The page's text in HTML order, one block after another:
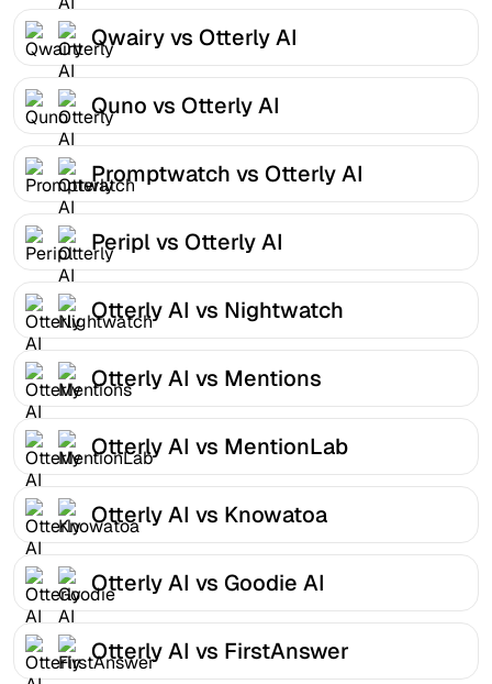
Qwairy vs Otterly AI
Quno vs Otterly AI
Promptwatch vs Otterly AI
Peripl vs Otterly AI
Otterly AI vs Nightwatch
Otterly AI vs Mentions
Otterly AI vs MentionLab
Otterly AI vs Knowatoa
Otterly AI vs Goodie AI
Otterly AI vs FirstAnswer